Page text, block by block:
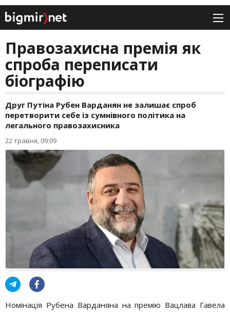
Правозахисна премія як
спроба переписати
біографію
Друг Путіна Рубен Варданян не залишає спроб
перетворити себе із сумнівного політика на
легального правозахисника
22 травня, 09:09
Номінація Рубена Варданяна на премію Вацлава Гавела